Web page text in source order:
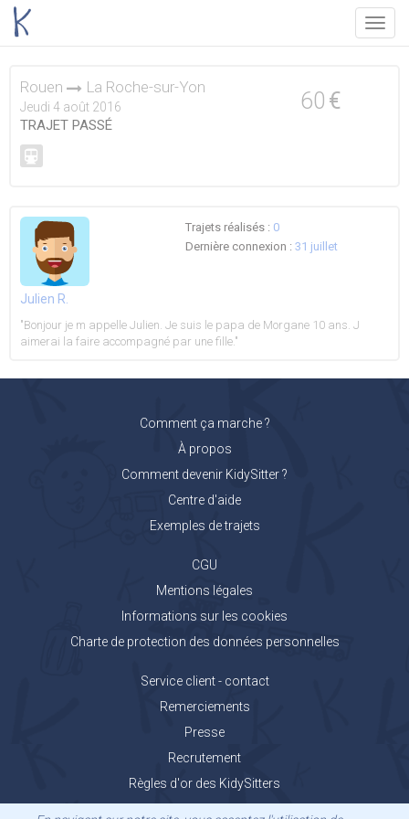
Menu
Rouen La Roche-sur-Yon
Jeudi 4 août 2016
TRAJET PASSÉ
60 €
Julien R.
Trajets réalisés : 0
Dernière connexion : 31 juillet
"Bonjour je m appelle Julien. Je suis le papa de Morgane 10 ans. J
aimerai la faire accompagné par une fille."
Comment ça marche ?
À propos
Comment devenir KidySitter ?
Centre d'aide
Exemples de trajets
CGU
Mentions légales
Informations sur les cookies
Charte de protection des données personnelles
Service client - contact
Remerciements
Presse
Recrutement
Règles d'or des KidySitters